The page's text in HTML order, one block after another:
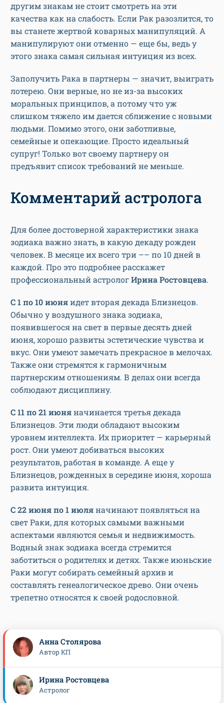
другим знакам не стоит смотреть на эти
качества как на слабость. Если Рак разозлится, то
вы станете жертвой коварных манипуляций. А
манипулируют они отменно — еще бы, ведь у
этого знака самая сильная интуиция из всех.
Заполучить Рака в партнеры — значит, выиграть
лотерею. Они верные, но не из-за высоких
моральных принципов, а потому что уж
слишком тяжело им дается сближение с новыми
людьми. Помимо этого, они заботливые,
семейные и опекающие. Просто идеальный
супруг! Только вот своему партнеру он
предъявит список требований не меньше.
Комментарий астролога
Для более достоверной характеристики знака
зодиака важно знать, в какую декаду рожден
человек. В месяце их всего три –– по 10 дней в
каждой. Про это подробнее расскажет
профессиональный астрологИрина Ростовцева.
С 1 по 10 июняидет вторая декада Близнецов.
Обычно у воздушного знака зодиака,
появившегося на свет в первые десять дней
июня, хорошо развиты эстетические чувства и
вкус. Они умеют замечать прекрасное в мелочах.
Также они стремятся к гармоничным
партнерским отношениям. В делах они всегда
соблюдают дисциплину.
С 11 по 21 июняначинается третья декада
Близнецов. Эти люди обладают высоким
уровнем интеллекта. Их приоритет — карьерный
рост. Они умеют добиваться высоких
результатов, работая в команде. А еще у
Близнецов, рожденных в середине июня, хороша
развита интуиция.
С 22 июня по 1 июляначинают появляться на
свет Раки, для которых самыми важными
аспектами являются семья и недвижимость.
Водный знак зодиака всегда стремится
заботиться о родителях и детях. Также июньские
Раки могут собирать семейный архив и
составлять генеалогическое древо. Они очень
трепетно относятся к своей родословной.
Анна Столярова
Автор КП
Ирина Ростовцева
Астролог